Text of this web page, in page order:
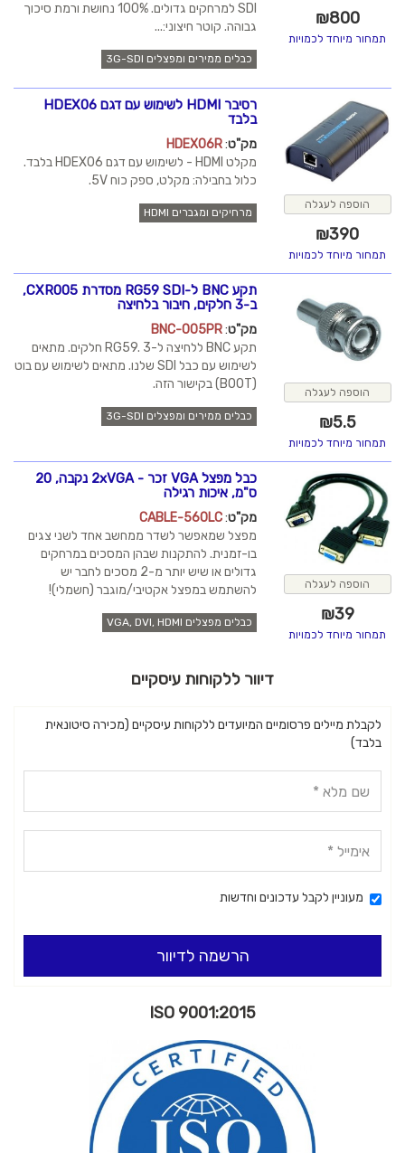
₪800
תמחור מיוחד לכמויות
SDI למרחקים גדולים. 100% נחושת ורמת סיכוך
גבוהה. קוטר חיצוני:...
כבלים ממירים ומפצלים 3G-SDI
הוספה לעגלה
₪390
תמחור מיוחד לכמויות
רסיבר HDMI לשימוש עם דגם HDEX06
בלבד
מק"ט:
HDEX06R
מקלט HDMI - לשימוש עם דגם HDEX06 בלבד.
כלול בחבילה: מקלט, ספק כוח 5V.
מרחיקים ומגברים HDMI
הוספה לעגלה
₪5.5
תמחור מיוחד לכמויות
תקע BNC ל-RG59 SDI מסדרת CXR005,
ב-3 חלקים, חיבור בלחיצה
מק"ט:
BNC-005PR
תקע BNC ללחיצה ל-RG59. 3 חלקים. מתאים
לשימוש עם כבל SDI שלנו. מתאים לשימוש עם בוט
(BOOT) בקישור הזה.
כבלים ממירים ומפצלים 3G-SDI
הוספה לעגלה
₪39
תמחור מיוחד לכמויות
כבל מפצל VGA זכר - 2xVGA נקבה, 20
ס"מ, איכות רגילה
מק"ט:
CABLE-560LC
מפצל שמאפשר לשדר ממחשב אחד לשני צגים
בו-זמנית. להתקנות שבהן המסכים במרחקים
גדולים או שיש יותר מ-2 מסכים לחבר יש
להשתמש במפצל אקטיבי/מוגבר (חשמלי)!
כבלים מפצלים VGA, DVI, HDMI
דיוור ללקוחות עיסקיים
לקבלת מיילים פרסומיים המיועדים ללקוחות עיסקיים (מכירה סיטונאית
בלבד)
מעוניין לקבל עדכונים וחדשות
הרשמה לדיוור
ISO 9001:2015